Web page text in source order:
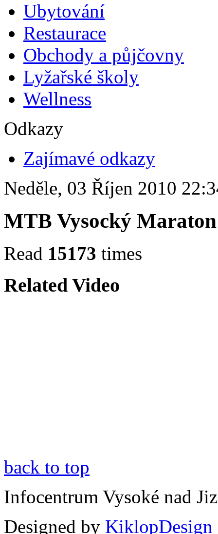
Ubytování
Restaurace
Obchody a půjčovny
Lyžařské školy
Wellness
Odkazy
Zajímavé odkazy
Neděle, 03 Říjen 2010
MTB Vysocký
Read 15173 times
Related Video
back to top
Infocentrum Vysoké nad
Designed by KiklopDesign